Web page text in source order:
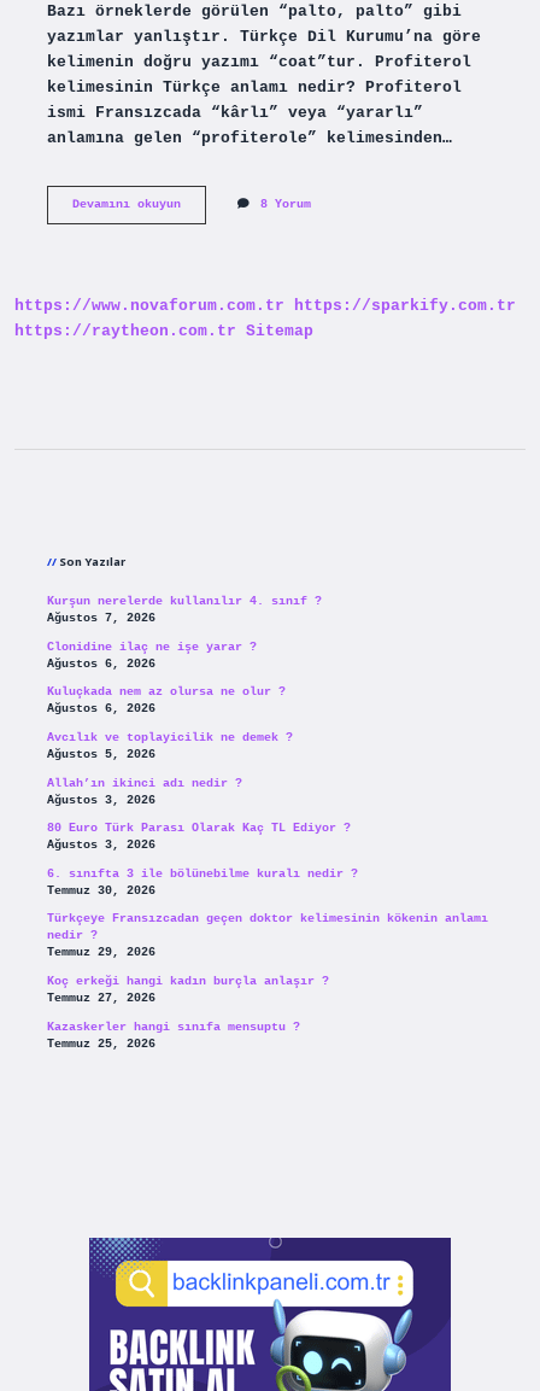
Bazı örneklerde görülen “palto, palto” gibi
yazımlar yanlıştır. Türkçe Dil Kurumu’na göre
kelimenin doğru yazımı “coat”tur. Profiterol
kelimesinin Türkçe anlamı nedir? Profiterol
ismi Fransızcada “kârlı” veya “yararlı”
anlamına gelen “profiterole” kelimesinden…
Devamını okuyunProfiterol
8 Yorum
https://www.novaforum.com.tr
https://sparkify.com.tr
https://raytheon.com.tr Sitemap
Son Yazılar
Kurşun nerelerde kullanılır 4. sınıf ?
Ağustos 7, 2026
Clonidine ilaç ne işe yarar ?
Ağustos 6, 2026
Kuluçkada nem az olursa ne olur ?
Ağustos 6, 2026
Avcılık ve toplayicilik ne demek ?
Ağustos 5, 2026
Allah’ın ikinci adı nedir ?
Ağustos 3, 2026
80 Euro Türk Parası Olarak Kaç TL Ediyor ?
Ağustos 3, 2026
6. sınıfta 3 ile bölünebilme kuralı nedir ?
Temmuz 30, 2026
Türkçeye Fransızcadan geçen doktor kelimesinin kökenin anlamı
nedir ?
Temmuz 29, 2026
Koç erkeği hangi kadın burçla anlaşır ?
Temmuz 27, 2026
Kazaskerler hangi sınıfa mensuptu ?
Temmuz 25, 2026